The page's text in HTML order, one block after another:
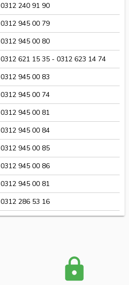
0312 240 91 90
0312 945 00 79
0312 945 00 80
0312 621 15 35 - 0312 623 14 74
0312 945 00 83
0312 945 00 74
0312 945 00 81
0312 945 00 84
0312 945 00 85
0312 945 00 86
0312 945 00 81
0312 286 53 16
lock